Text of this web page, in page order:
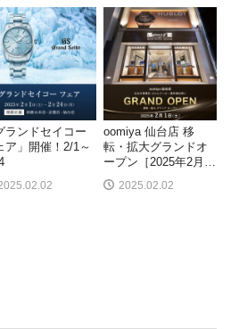
ランドセイコー
ア」開催！2/1～
oomiya 仙台店 移
転・拡大グランドオ
ープン［2025年2月 …
2025.02.02